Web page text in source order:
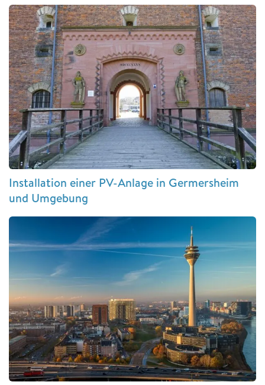
Installation einer PV-Anlage in Germersheim
und Umgebung